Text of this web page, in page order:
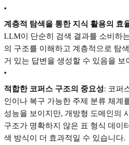
•
계층적 탐색을 통한 지식 활용의 효
LLM이 단순히 검색 결과를 소비하
의 구조를 이해하고 계층적으로 탐
거 있는 답변을 생성할 수 있음을 보
•
적합한 코퍼스 구조의 중요성: 코퍼
인이나 복구 가능한 주제 분류 체계
성능을 보이지만, 개방형 도메인의
구조가 명확하지 않은 표 형식 데이
색 방식이 더 효과적일 수 있습니다.